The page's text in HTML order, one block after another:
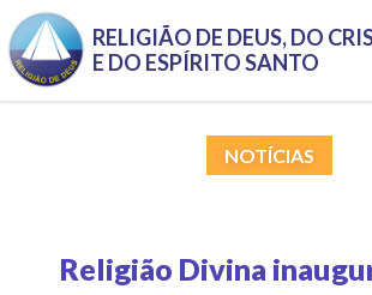
Pular para o conteúdo principal
RELIGIÃO DE DEUS, DO
E DO ESPÍRITO SANTO
NOTÍCIAS
Religião Divina